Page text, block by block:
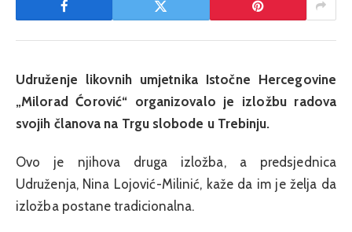
Udruženje likovnih umjetnika Istočne Hercegovine
„Milorad Ćorović“ organizovalo je izložbu radova
svojih članova na Trgu slobode u Trebinju.
Ovo je njihova druga izložba, a predsjednica
Udruženja, Nina Lojović-Milinić, kaže da im je želja da
izložba postane tradicionalna.